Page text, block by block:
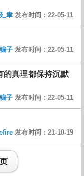
聿 发布时间：22-05-11
子 发布时间：22-05-11
的真理都保持沉默
子 发布时间：22-05-11
发布时间：21-10-19